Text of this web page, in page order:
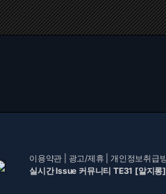
이용약관 광고/제휴 |개인정보취급
실시간 Issue 커뮤니티 TE31 [알지